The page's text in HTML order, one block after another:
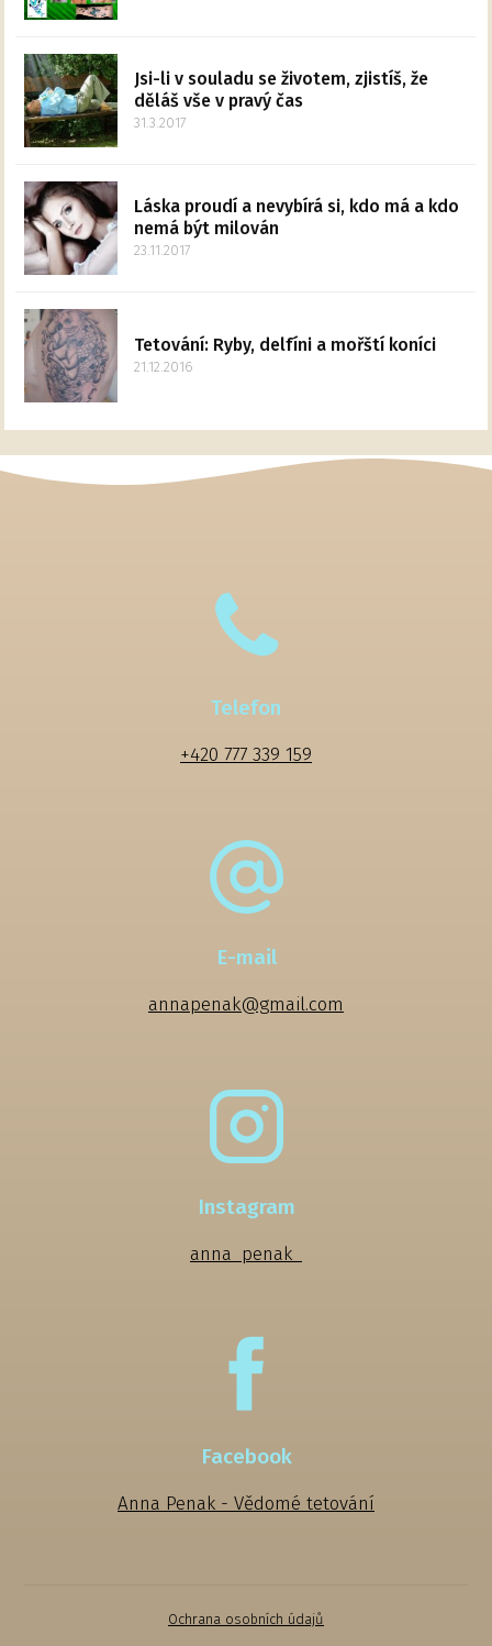
Jsi-li v souladu se životem, zjistíš, že
děláš vše v pravý čas
31.3.2017
Láska proudí a nevybírá si, kdo má a kdo
nemá být milován
23.11.2017
Tetování: Ryby, delfíni a mořští koníci
21.12.2016
Telefon
+420 777 339 159
E-mail
annapenak@gmail.com
Instagram
anna_penak_
Facebook
Anna Penak - Vědomé tetování
Ochrana osobních údajů